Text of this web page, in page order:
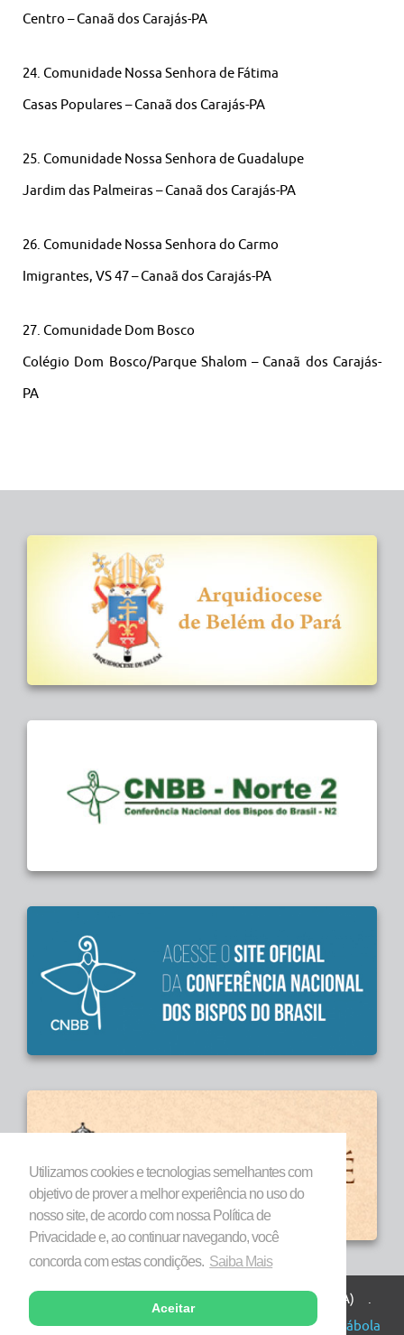
Utilizamos cookies e tecnologias semelhantes com
objetivo de prover a melhor experiência no uso do
nosso site, de acordo com nossa Política de
Privacidade e, ao continuar navegando, você
concorda com estas condições. Saiba Mais
Aceitar
Centro – Canaã dos Carajás-PA
24. Comunidade Nossa Senhora de Fátima
Casas Populares – Canaã dos Carajás-PA
25. Comunidade Nossa Senhora de Guadalupe
Jardim das Palmeiras – Canaã dos Carajás-PA
26. Comunidade Nossa Senhora do Carmo
Imigrantes, VS 47 – Canaã dos Carajás-PA
27. Comunidade Dom Bosco
Colégio Dom Bosco/Parque Shalom – Canaã dos Carajás-
PA
Todos os direitos reservados a Diocese de Marabá (PA) .
Copyright © 2026 . Desenvolvido porAgência Parábola